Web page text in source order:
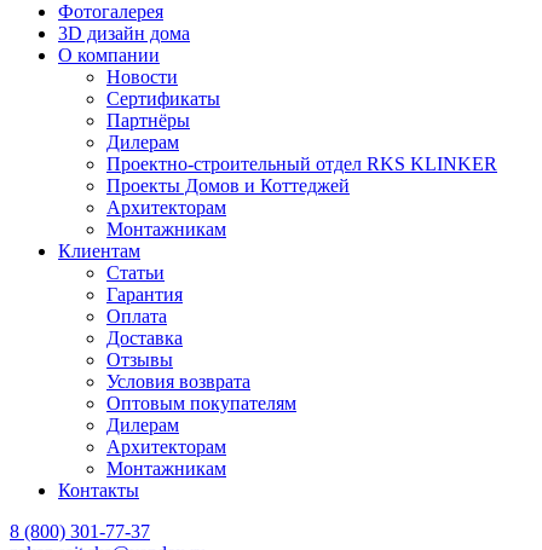
Фотогалерея
3D дизайн дома
О компании
Новости
Сертификаты
Партнёры
Дилерам
Проектно-строительный отдел RKS KLINKER
Проекты Домов и Коттеджей
Архитекторам
Монтажникам
Клиентам
Статьи
Гарантия
Оплата
Доставка
Отзывы
Условия возврата
Оптовым покупателям
Дилерам
Архитекторам
Монтажникам
Контакты
8 (800) 301-77-37